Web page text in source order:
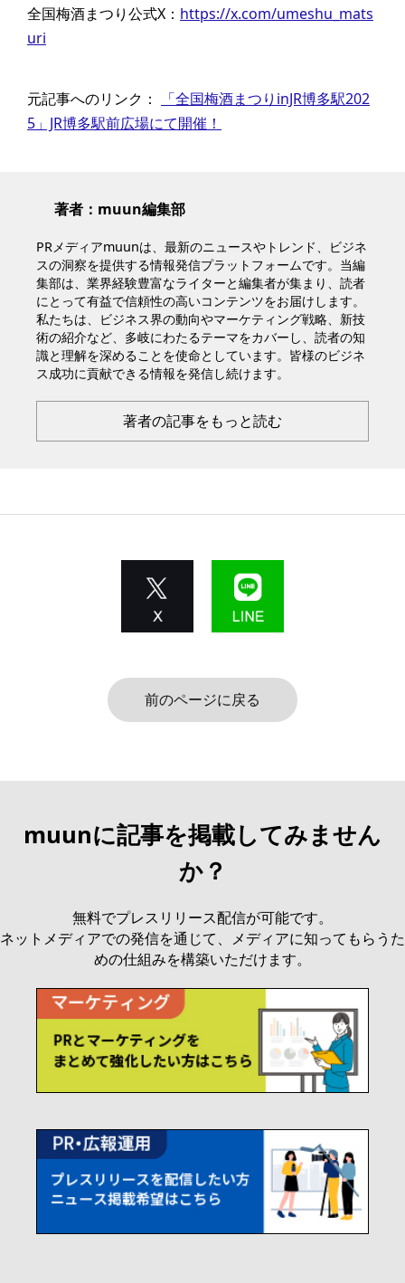
全国梅酒まつり公式X： https://x.com/umeshu_mats
uri
元記事へのリンク：
「全国梅酒まつりinJR博多駅202
5」JR博多駅前広場にて開催！
著者：muun編集部
PRメディアmuunは、最新のニュースやトレンド、ビジネ
スの洞察を提供する情報発信プラットフォームです。当編
集部は、業界経験豊富なライターと編集者が集まり、読者
にとって有益で信頼性の高いコンテンツをお届けします。
私たちは、ビジネス界の動向やマーケティング戦略、新技
術の紹介など、多岐にわたるテーマをカバーし、読者の知
識と理解を深めることを使命としています。皆様のビジネ
ス成功に貢献できる情報を発信し続けます。
著者の記事をもっと読む
前のページに戻る
muunに記事を掲載してみません
か？
無料でプレスリリース配信が可能です。
ネットメディアでの発信を通じて、メディアに知ってもらうた
めの仕組みを構築いただけます。